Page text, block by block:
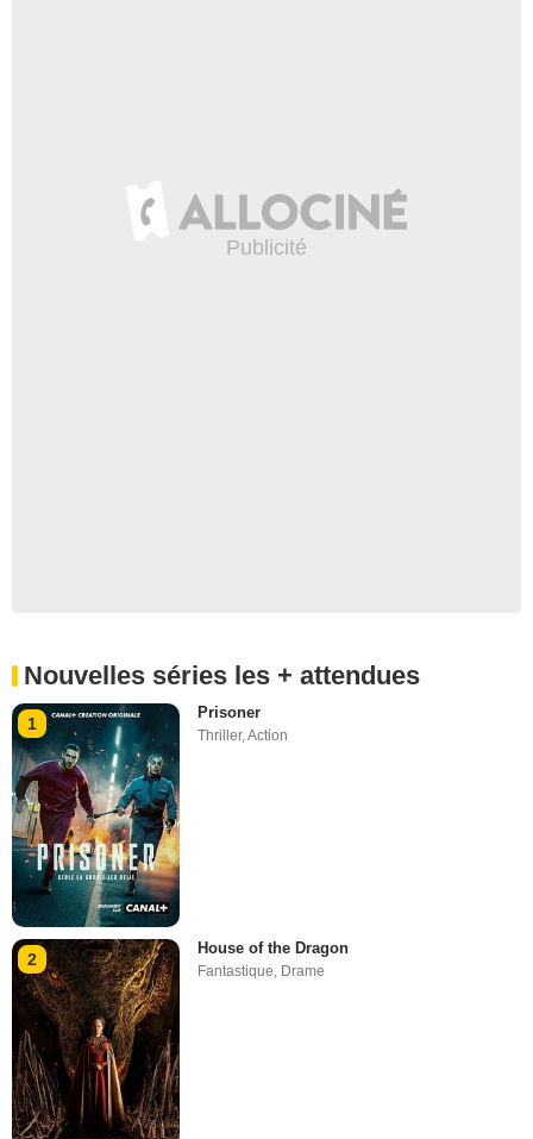
Nouvelles séries les + attendues
1
Prisoner
Thriller,Action
2
House of the Dragon
Fantastique, Drame